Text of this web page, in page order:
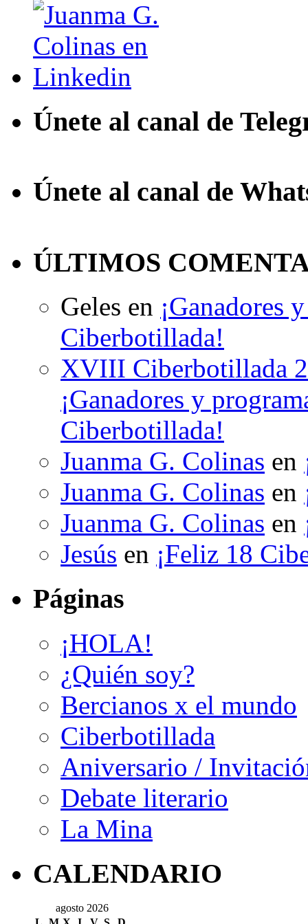
Únete al canal de
Únete al canal de
ÚLTIMOS
Geles en ¡Ganadores
Ciberbotillada!
XVIII Ciberbotillada
¡Ganadores y
Ciberbotillada!
Juanma G. Colinas en
Juanma G. Colinas en
Juanma G. Colinas en
Jesús en ¡Feliz 18
Páginas
¡HOLA!
¿Quién soy?
Bercianos x el mundo
Ciberbotillada
Aniversario /
Debate literario
La Mina
CALENDARIO
agosto 2026